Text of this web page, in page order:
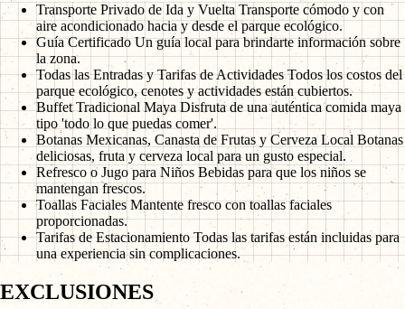
Transporte Privado de Ida y Vuelta Transporte cómodo y con
aire acondicionado hacia y desde el parque ecológico.
Guía CertificadoUn guía local para brindarte información sobre
la zona.
Todas las Entradas y Tarifas de ActividadesTodos los costos del
parque ecológico, cenotes y actividades están cubiertos.
Buffet Tradicional MayaDisfruta de una auténtica comida maya
tipo 'todo lo que puedas comer'.
Botanas Mexicanas, Canasta de Frutas y Cerveza Local Botanas
deliciosas, fruta y cerveza local para un gusto especial.
Refresco o Jugo para Niños Bebidas para que los niños se
mantengan frescos.
Toallas FacialesMantente fresco con toallas faciales
proporcionadas.
Tarifas de EstacionamientoTodas las tarifas están incluidas para
una experiencia sin complicaciones.
EXCLUSIONES